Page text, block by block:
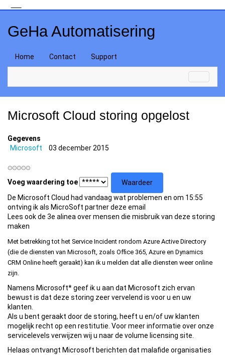
GeHa Automatisering
Home Contact Support
Microsoft Cloud storing opgelost
Gegevens
Microsoft
03 december 2015
Voeg waardering toe
De Microsoft Cloud had vandaag wat problemen en om 15:55
ontving ik als MicroSoft partner deze email
Lees ook de 3e alinea over mensen die misbruik van deze storing
maken
Met betrekking tot het Service Incident rondom Azure Active Directory
(die de diensten van Microsoft, zoals Office 365, Azure en Dynamics
CRM Online heeft geraakt) kan ik u melden dat alle diensten weer online
zijn.
Namens Microsoft* geef ik u aan dat Microsoft zich ervan
bewust is dat deze storing zeer vervelend is voor u en uw
klanten.
Als u bent geraakt door de storing, heeft u en/of uw klanten
mogelijk recht op een restitutie. Voor meer informatie over onze
servicelevels verwijzen wij u naar de volume licensing site.
Helaas ontvangt Microsoft berichten dat malafide organisaties